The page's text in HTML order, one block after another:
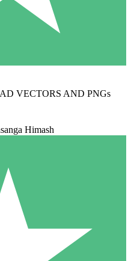
VECTORS AND PNGs
Himash